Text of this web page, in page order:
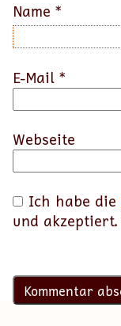
Name *
E-Mail *
Webseite
Ich habe die
und akzeptiert.